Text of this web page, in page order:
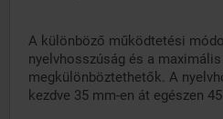
A különböző működtetési
nyelvhosszúság és a
megkülönböztethetők. A
kezdve 35 mm-en át egészen